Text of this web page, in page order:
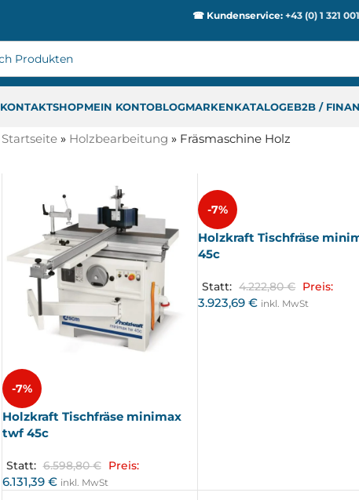
☎ Kundenservice:+43 (0) 1 321
KONTAKTSHOPMEIN KONTOBLOGMARKENKATALOGEB2B /
Startseite» Holzbearbeitung » Fräsmaschine Holz
-7%
Holzkraft Tischfräse minimax
twf 45c
Statt: 6.598,80€ Preis:
6.131,39 € inkl. MwSt
-7%
Holzkraft Tischfräse
45c
Statt: 4.222,80€ Preis:
3.923,69€ inkl. MwSt